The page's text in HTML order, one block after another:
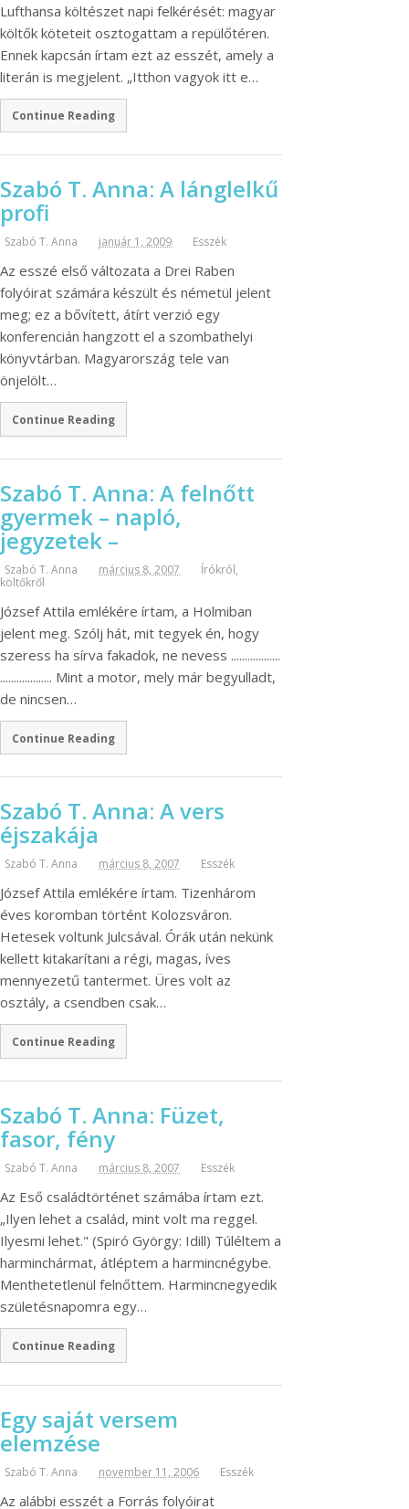
Lufthansa költészet napi felkérését: magyar
költők köteteit osztogattam a repülőtéren.
Ennek kapcsán írtam ezt az esszét, amely a
literán is megjelent. „Itthon vagyok itt e…
Continue Reading
Szabó T. Anna: A lánglelkű
profi
Szabó T. Anna január 1, 2009 Esszék
Az esszé első változata a Drei Raben
folyóirat számára készült és németül jelent
meg; ez a bővített, átírt verzió egy
konferencián hangzott el a szombathelyi
könyvtárban. Magyarország tele van
önjelölt…
Continue Reading
Szabó T. Anna: A felnőtt
gyermek – napló,
jegyzetek –
Szabó T. Anna március 8, 2007
Írókról,
költőkről
József Attila emlékére írtam, a Holmiban
jelent meg. Szólj hát, mit tegyek én, hogy
szeress ha sírva fakadok, ne nevess ..................
................... Mint a motor, mely már begyulladt,
de nincsen…
Continue Reading
Szabó T. Anna: A vers
éjszakája
Szabó T. Anna március 8, 2007 Esszék
József Attila emlékére írtam. Tizenhárom
éves koromban történt Kolozsváron.
Hetesek voltunk Julcsával. Órák után nekünk
kellett kitakarítani a régi, magas, íves
mennyezetű tantermet. Üres volt az
osztály, a csendben csak…
Continue Reading
Szabó T. Anna: Füzet,
fasor, fény
Szabó T. Anna március 8, 2007 Esszék
Az Eső családtörténet számába írtam ezt.
„Ilyen lehet a család, mint volt ma reggel.
Ilyesmi lehet." (Spiró György: Idill) Túléltem a
harminchármat, átléptem a harmincnégybe.
Menthetetlenül felnőttem. Harmincnegyedik
születésnapomra egy…
Continue Reading
Egy saját versem
elemzése
Szabó T. Anna november 11, 2006 Esszék
Az alábbi esszét a Forrás folyóirat